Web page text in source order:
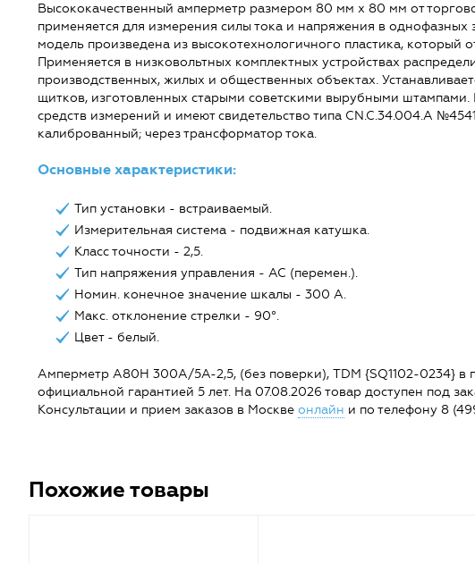
Высококачественный амперметр размером 80 мм х 80 мм от
применяется для измерения силы тока и напряжения в однофазных
модель произведена из высокотехнологичного пластика, который
Применяется в низковольтных комплектных устройствах
производственных, жилых и общественных объектах.
щитков, изготовленных старыми советскими вырубными
средств измерений и имеют свидетельство типа CN.C.34.004.A
калиброванный; через трансформатор тока.
Основные характеристики:
Тип установки - встраиваемый.
Измерительная система - подвижная катушка.
Класс точности - 2,5.
Тип напряжения управления - AC (перемен.).
Номин. конечное значение шкалы - 300 А.
Макс. отклонение стрелки - 90°.
Цвет - белый.
Амперметр А80Н 300А/5А-2,5, (без поверки), TDM {SQ1102-0234} в
официальной гарантией 5 лет. На 07.08.2026 товар доступен под
Консультации и прием заказов в Москве онлайн и по телефону 8
Похожие товары